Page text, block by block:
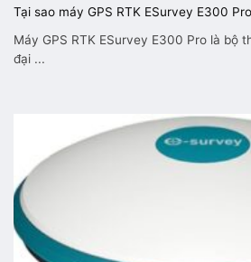
Tại sao máy GPS RTK ESurvey E300
Máy GPS RTK ESurvey E300 Pro là bộ
đại ...